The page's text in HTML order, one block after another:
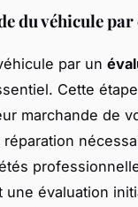
du véhicule par
par un
Cette
marchande de
une évaluation